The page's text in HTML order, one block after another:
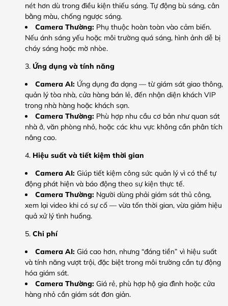
nét hơn dù trong điều kiện thiếu sáng. Tự động bù sáng, cân
bằng màu, chống ngược sáng.
Camera Thường: Phụ thuộc hoàn toàn vào cảm biến.
Nếu ánh sáng yếu hoặc môi trường quá sáng, hình ảnh dễ bị
cháy sáng hoặc mờ nhòe.
Ứng dụng và tính năng
Camera AI: Ứng dụng đa dạng — từ giám sát giao thông,
quản lý tòa nhà, cửa hàng bán lẻ, đến nhận diện khách VIP
trong nhà hàng hoặc khách sạn.
Camera Thường: Phù hợp nhu cầu cơ bản như quan sát
nhà ở, văn phòng nhỏ, hoặc các khu vực không cần phân tích
nâng cao.
Hiệu suất và tiết kiệm thời gian
Camera AI: Giúp tiết kiệm công sức quản lý vì có thể tự
động phát hiện và báo động theo sự kiện thực tế.
Camera Thường: Người dùng phải giám sát thủ công,
xem lại video khi có sự cố — vừa tốn thời gian, vừa giảm hiệu
quả xử lý tình huống.
Chi phí
Camera AI: Giá cao hơn, nhưng “đáng tiền” vì hiệu suất
và tính năng vượt trội, đặc biệt trong môi trường cần tự động
hóa giám sát.
Camera Thường: Giá rẻ, phù hợp hộ gia đình hoặc cửa
hàng nhỏ cần giám sát đơn giản.